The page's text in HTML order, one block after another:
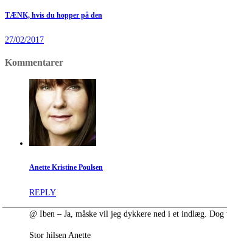
TÆNK, hvis du hopper på den
27/02/2017
Kommentarer
Anette Kristine Poulsen
REPLY
@ Iben – Ja, måske vil jeg dykkere ned i et indlæg.
Stor hilsen Anette